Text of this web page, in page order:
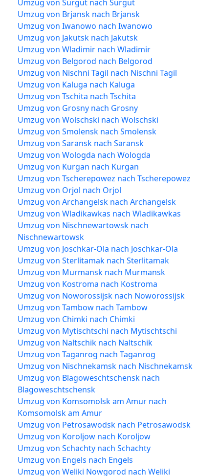
Umzug von Surgut nach Surgut
Umzug von Brjansk nach Brjansk
Umzug von Iwanowo nach Iwanowo
Umzug von Jakutsk nach Jakutsk
Umzug von Wladimir nach Wladimir
Umzug von Belgorod nach Belgorod
Umzug von Nischni Tagil nach Nischni Tagil
Umzug von Kaluga nach Kaluga
Umzug von Tschita nach Tschita
Umzug von Grosny nach Grosny
Umzug von Wolschski nach Wolschski
Umzug von Smolensk nach Smolensk
Umzug von Saransk nach Saransk
Umzug von Wologda nach Wologda
Umzug von Kurgan nach Kurgan
Umzug von Tscherepowez nach Tscherepowez
Umzug von Orjol nach Orjol
Umzug von Archangelsk nach Archangelsk
Umzug von Wladikawkas nach Wladikawkas
Umzug von Nischnewartowsk nach
Nischnewartowsk
Umzug von Joschkar-Ola nach Joschkar-Ola
Umzug von Sterlitamak nach Sterlitamak
Umzug von Murmansk nach Murmansk
Umzug von Kostroma nach Kostroma
Umzug von Noworossijsk nach Noworossijsk
Umzug von Tambow nach Tambow
Umzug von Chimki nach Chimki
Umzug von Mytischtschi nach Mytischtschi
Umzug von Naltschik nach Naltschik
Umzug von Taganrog nach Taganrog
Umzug von Nischnekamsk nach Nischnekamsk
Umzug von Blagoweschtschensk nach
Blagoweschtschensk
Umzug von Komsomolsk am Amur nach
Komsomolsk am Amur
Umzug von Petrosawodsk nach Petrosawodsk
Umzug von Koroljow nach Koroljow
Umzug von Schachty nach Schachty
Umzug von Engels nach Engels
Umzug von Weliki Nowgorod nach Weliki